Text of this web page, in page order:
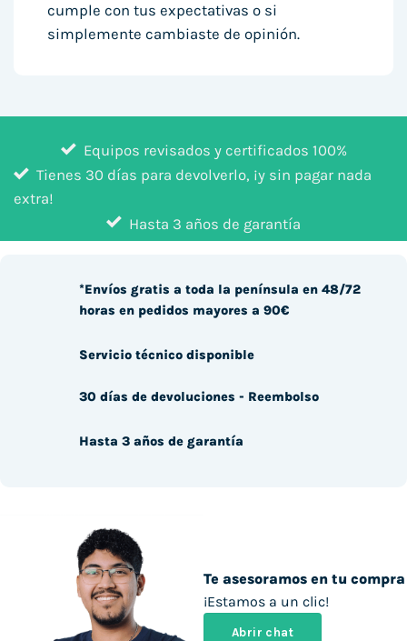
cumple con tus expectativas o si
simplemente cambiaste de opinión.
Equipos revisados y certificados 100%
Tienes 30 días para devolverlo, ¡y sin pagar nada
extra!
Hasta 3 años de garantía
Te asesoramos en tu compra
¡Estamos a un clic!
Abrir chat
*Envíos gratis a toda la península en 48/72
horas en pedidos mayores a 90€
Servicio técnico disponible
30 días de devoluciones - Reembolso
Hasta 3 años de garantía